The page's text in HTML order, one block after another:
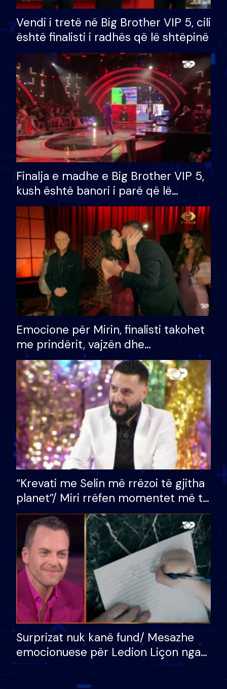
Vendi i tretë në Big Brother VIP 5, cili
është finalisti i radhës që lë shtëpinë
Finalja e madhe e Big Brother VIP 5,
kush është banori i parë që lë
shtëpinë dhe humb mundësinë për
të fituar çmimin e madh
Emocione për Mirin, finalisti takohet
me prindërit, vajzën dhe
bashkëshorten: S’kemi ndonjë letër
divorci apo jo?
“Krevati me Selin më rrëzoi të gjitha
planet”/ Miri rrëfen momentet më të
bukura në shtëpinë e BB VIP: Do më
mungojë zilja e mëngjesit kur…
Surprizat nuk kanë fund/ Mesazhe
emocionuese për Ledion Liçon nga
nëna dhe fëmijët e tij, moderatori
nuk i mban dot lotët: Nuk meritoj…